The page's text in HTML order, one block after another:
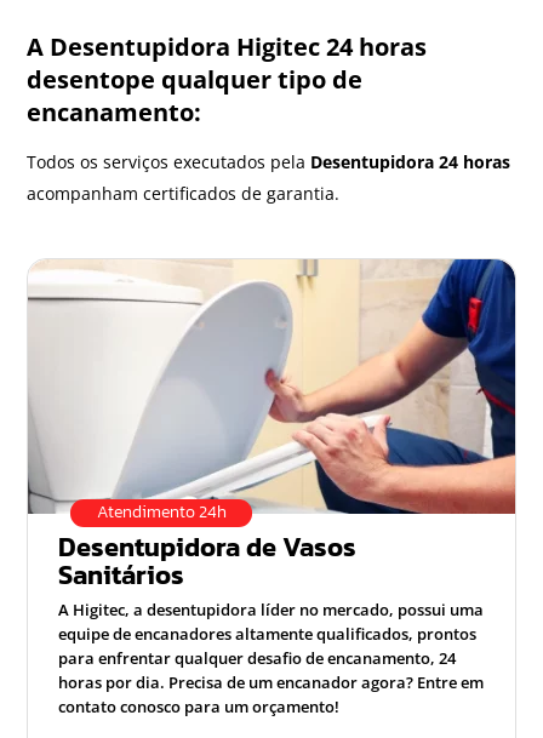
A Desentupidora Higitec 24 horas
desentope qualquer tipo de
encanamento:
Todos os serviços executados pela Desentupidora 24 horas
acompanham certificados de garantia.
Atendimento 24h
Desentupidora de Vasos
Sanitários
A Higitec, a desentupidora líder no mercado, possui uma
equipe de encanadores altamente qualificados, prontos
para enfrentar qualquer desafio de encanamento, 24
horas por dia. Precisa de um encanador agora? Entre em
contato conosco para um orçamento!